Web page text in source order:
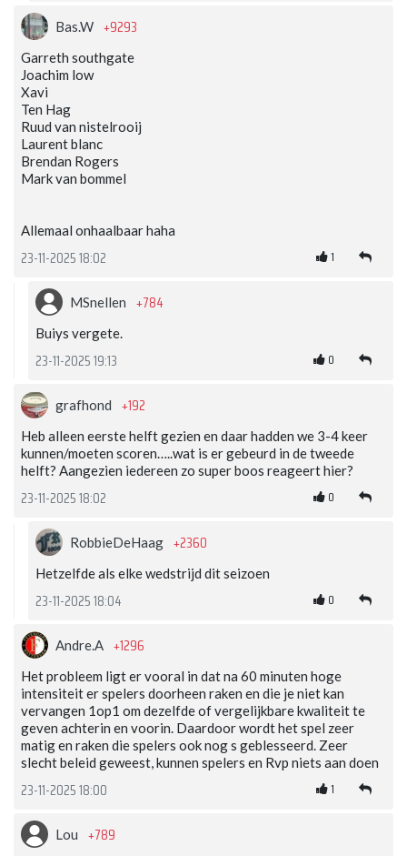
Bas.W +9293
Garreth southgate
Joachim low
Xavi
Ten Hag
Ruud van nistelrooij
Laurent blanc
Brendan Rogers
Mark van bommel
Allemaal onhaalbaar haha
23-11-2025 18:02 1
MSnellen +784
Buiys vergete.
23-11-2025 19:13 0
grafhond +192
Heb alleen eerste helft gezien en daar hadden we 3-4 keer
kunnen/moeten scoren…..wat is er gebeurd in de tweede
helft? Aangezien iedereen zo super boos reageert hier?
23-11-2025 18:02 0
RobbieDeHaag +2360
Hetzelfde als elke wedstrijd dit seizoen
23-11-2025 18:04 0
Andre.A +1296
Het probleem ligt er vooral in dat na 60 minuten hoge
intensiteit er spelers doorheen raken en die je niet kan
vervangen 1op1 om dezelfde of vergelijkbare kwaliteit te
geven achterin en voorin. Daardoor wordt het spel zeer
matig en raken die spelers ook nog s geblesseerd. Zeer
slecht beleid geweest, kunnen spelers en Rvp niets aan doen
23-11-2025 18:00 1
Lou +789